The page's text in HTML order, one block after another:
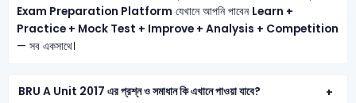
Exam Preparation Platform যেখানে আপনি পাবেন Learn +
Practice + Mock Test + Improve + Analysis + Competition
— সব একসাথে।
BRU A Unit 2017 এর প্রশ্ন ও সমাধান কি এখানে পাওয়া যাবে?